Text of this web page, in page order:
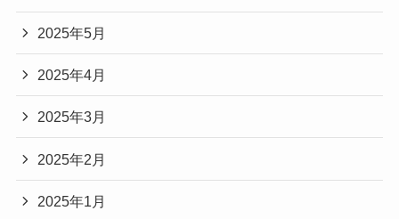
2025年5月
2025年4月
2025年3月
2025年2月
2025年1月